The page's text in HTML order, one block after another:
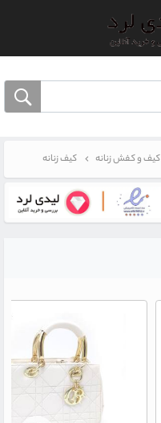
کیف و کفش زنانه کیف زنانه